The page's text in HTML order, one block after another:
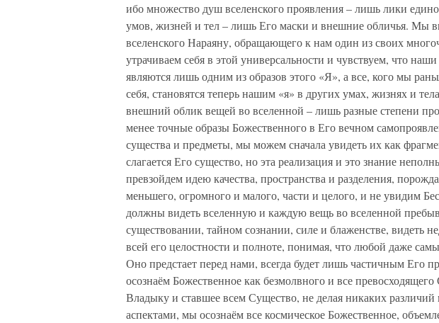
ибо множество душ вселенского проявления – лишь лики
умов, жизней и тел – лишь Его маски и внешние обличья. Мы
вселенского Нараяну, обращающего к нам один из своих
утрачиваем себя в этой универсальности и чувствуем, что
являются лишь одним из образов этого «Я», а все, кого мы
себя, становятся теперь нашим «я» в других умах, жизнях и
внешний облик вещей во вселенной – лишь разные степени
менее точные образы Божественного в Его вечном
существа и предметы, мы можем сначала увидеть их как
слагается Его существо, но эта реализация и это знание
превзойдем идею качества, пространства и разделения,
меньшего, огромного и малого, части и целого, и не увидим
должны видеть вселенную и каждую вещь во вселенной
существовании, тайном сознании, силе и блаженстве, видеть
всей его целостности и полноте, понимая, что любой даже
Оно предстает перед нами, всегда будет лишь частичным Его
осознаём Божественное как безмолвного и все
Владыку и ставшее всем Существо, не делая никаких
аспектами, мы осознаём все космическое Божественное,